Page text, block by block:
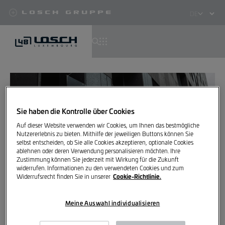
zum
Inhalt
Losch Gruppe
Select
Klasse, du bist jetzt zu
Sie haben die Kontrolle über Cookies
Auf dieser Website verwenden wir Cookies, um Ihnen das bestmögliche
Nutzererlebnis zu bieten. Mithilfe der jeweiligen Buttons können Sie
selbst entscheiden, ob Sie alle Cookies akzeptieren, optionale Cookies
ablehnen oder deren Verwendung personalisieren möchten. Ihre
Zustimmung können Sie jederzeit mit Wirkung für die Zukunft
widerrufen. Informationen zu den verwendeten Cookies und zum
Widerrufsrecht finden Sie in unserer Cookie-Richtlinie.
Meine Auswahl individualisieren